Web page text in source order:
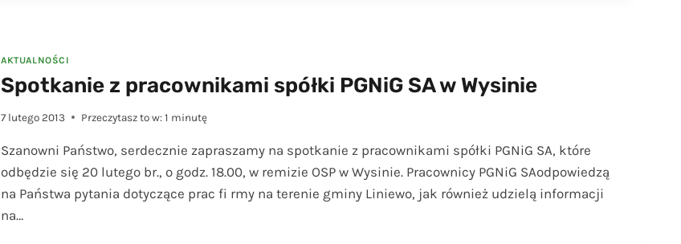
AKTUALNOŚCI
Spotkanie z pracownikami spółki PGNiG SA w Wysinie
7 lutego 2013 Przeczytasz to w: 1 minutę
Szanowni Państwo, serdecznie zapraszamy na spotkanie z pracownikami spółki PGNiG SA, które
odbędzie się 20 lutego br., o godz. 18.00, w remizie OSP w Wysinie. Pracownicy PGNiG SAodpowiedzą
na Państwa pytania dotyczące prac fi rmy na terenie gminy Liniewo, jak również udzielą informacji
na…